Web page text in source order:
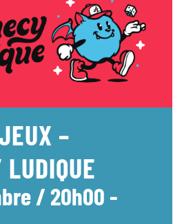
–
/ 20h00-